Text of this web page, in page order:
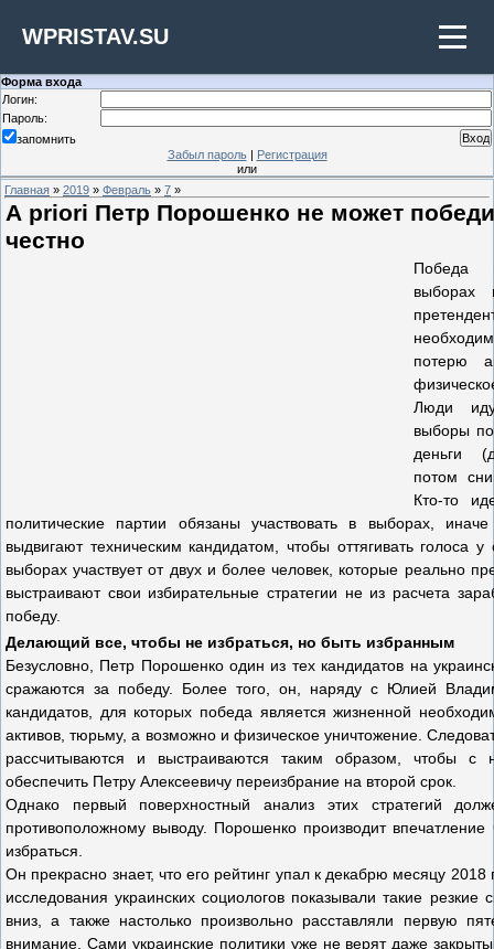
WPRISTAV.SU
Форма входа
Логин:
Пароль:
запомнить
Забыл пароль| Регистрация
или
Главная » 2019 » Февраль » 7 »
А priori Петр Порошенко не может
честно
Победа
выборах
потерю
Люди
выборы
деньги
потом
Кто-то
политические партии обязаны участвовать в выборах,
выдвигают техническим кандидатом, чтобы оттягивать
выборах участвует от двух и более человек, которые реально
выстраивают свои избирательные стратегии не из расчета
победу.
Делающий все, чтобы не избраться, но быть избранным
Безусловно, Петр Порошенко один из тех кандидатов на
сражаются за победу. Более того, он, наряду с Юлией
кандидатов, для которых победа является жизненной
активов, тюрьму, а возможно и физическое уничтожение.
рассчитываются и выстраиваются таким образом, чтобы с
обеспечить Петру Алексеевичу переизбрание на второй срок.
Однако первый поверхностный анализ этих стратегий
противоположному выводу. Порошенко производит
избраться.
Он прекрасно знает, что его рейтинг упал к декабрю месяцу
исследования украинских социологов показывали такие резкие
вниз, а также настолько произвольно расставляли первую
внимание. Сами украинские политики уже не верят даже